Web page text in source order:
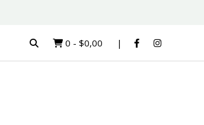
0 - $0,00